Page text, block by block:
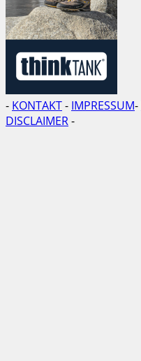
- KONTAKT- IMPRESSUM-
DISCLAIMER-